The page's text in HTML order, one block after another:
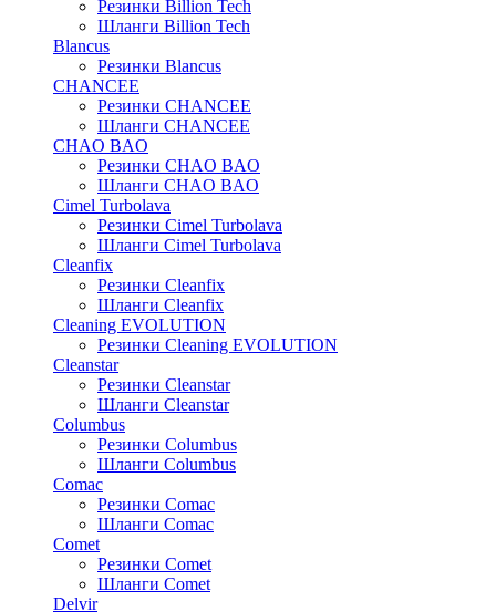
Резинки Billion Tech
Шланги Billion Tech
Blancus
Резинки Blancus
CHANCEE
Резинки CHANCEE
Шланги CHANCEE
CHAO BAO
Резинки CHAO BAO
Шланги CHAO BAO
Cimel Turbolava
Резинки Cimel Turbolava
Шланги Cimel Turbolava
Cleanfix
Резинки Cleanfix
Шланги Cleanfix
Cleaning EVOLUTION
Резинки Cleaning EVOLUTION
Cleanstar
Резинки Cleanstar
Шланги Cleanstar
Columbus
Резинки Columbus
Шланги Columbus
Comac
Резинки Comac
Шланги Comac
Comet
Резинки Comet
Шланги Comet
Delvir